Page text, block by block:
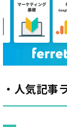
・人気記事